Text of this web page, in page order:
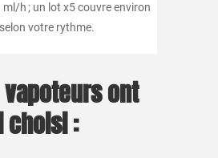
ml/h ; un lot x5 couvre environ
votre rythme.
ont
choisi :